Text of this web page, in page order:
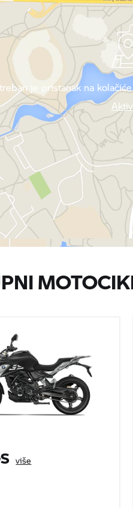
je pristanak na
više